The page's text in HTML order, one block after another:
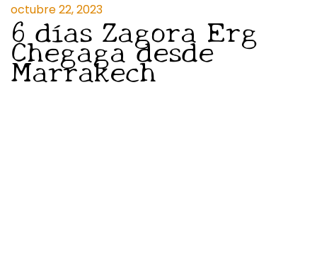
octubre 22, 2023
6 días Zagora Erg
Chegaga desde
Marrakech